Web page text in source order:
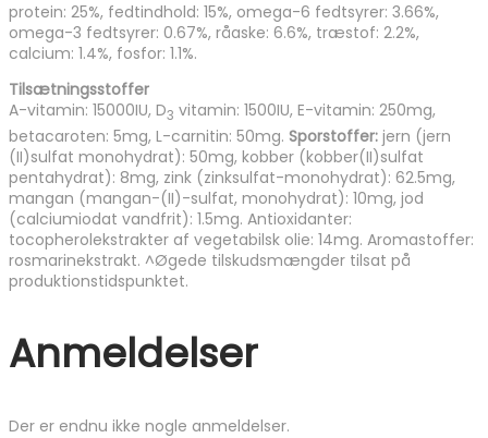
protein: 25%, fedtindhold: 15%, omega-6 fedtsyrer: 3.66%,
omega-3 fedtsyrer: 0.67%, råaske: 6.6%, træstof: 2.2%,
calcium: 1.4%, fosfor: 1.1%.
Tilsætningsstoffer
A-vitamin: 15000IU, D3 vitamin: 1500IU, E-vitamin: 250mg,
betacaroten: 5mg, L-carnitin: 50mg. Sporstoffer: jern (jern
(II)sulfat monohydrat): 50mg, kobber (kobber(II)sulfat
pentahydrat): 8mg, zink (zinksulfat-monohydrat): 62.5mg,
mangan (mangan-(II)-sulfat, monohydrat): 10mg, jod
(calciumiodat vandfrit): 1.5mg. Antioxidanter:
tocopherolekstrakter af vegetabilsk olie: 14mg. Aromastoffer:
rosmarinekstrakt. ^Øgede tilskudsmængder tilsat på
produktionstidspunktet.
Anmeldelser
Der er endnu ikke nogle anmeldelser.